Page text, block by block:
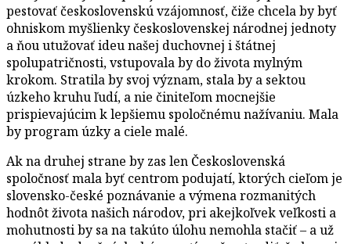
pestovať československú vzájomnosť, čiže chcela by byť
ohniskom myšlienky československej národnej jednoty
a ňou utužovať ideu našej duchovnej i štátnej
spolupatričnosti, vstupovala by do života mylným
krokom. Stratila by svoj význam, stala by a sektou
úzkeho kruhu ľudí, a nie činiteľom mocnejšie
prispievajúcim k lepšiemu spoločnému nažívaniu. Mala
by program úzky a ciele malé.
Ak na druhej strane by zas len Československá
spoločnosť mala byť centrom podujatí, ktorých cieľom je
slovensko-české poznávanie a výmena rozmanitých
hodnôt života našich národov, pri akejkoľvek veľkosti a
mohutnosti by sa na takúto úlohu nemohla stačiť – a už